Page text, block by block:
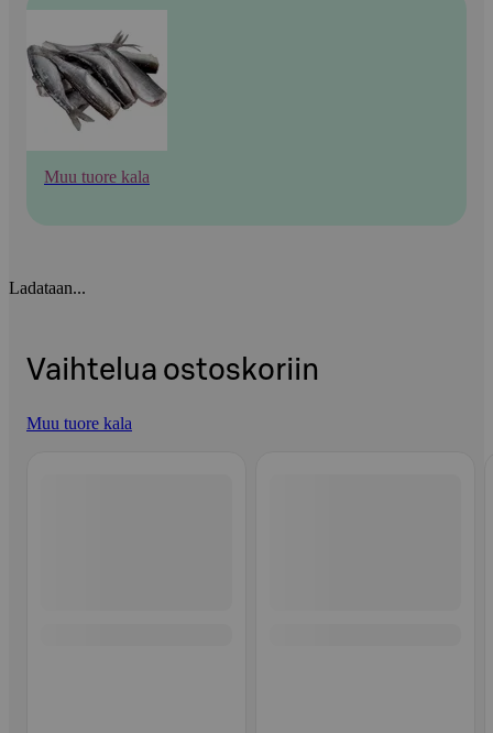
Muu tuore kala
Ladataan...
Vaihtelua ostoskoriin
Muu tuore kala